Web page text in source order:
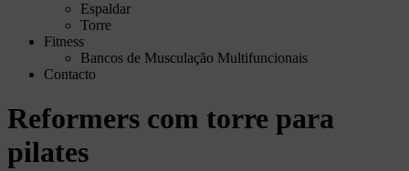
Espaldar
Torre
Fitness
Bancos de Musculação Multifuncionais
Contacto
Reformers com torre para
pilates